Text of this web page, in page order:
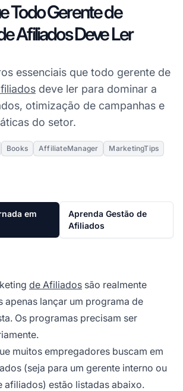
Todo Gerente de
Afiliados Deve Ler
essenciais que todo gerente de
deve ler para dominar a
otimização de campanhas e
do setor.
Books AffiliateManager
MarketingTips
em
Aprenda Gestão de
Afiliados
de Afiliados são realmente
apenas lançar um programa de
Os programas precisam ser
muitos empregadores buscam em
(seja para um gerente interno ou
afiliados) estão listadas abaixo.